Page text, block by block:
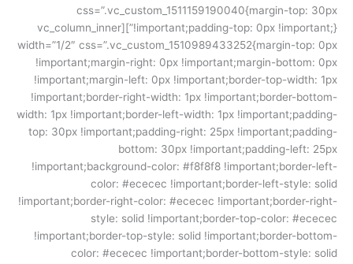
css=”.vc_custom_1511159190040{margin-top: 30px
!important;padding-top: 0px !important;}”][vc_column_inner
width=”1/2″ css=”.vc_custom_1510989433252{margin-top: 0px
!important;margin-right: 0px !important;margin-bottom: 0px
!important;margin-left: 0px !important;border-top-width: 1px
!important;border-right-width: 1px !important;border-bottom-
width: 1px !important;border-left-width: 1px !important;padding-
top: 30px !important;padding-right: 25px !important;padding-
bottom: 30px !important;padding-left: 25px
!important;background-color: #f8f8f8 !important;border-left-
color: #ececec !important;border-left-style: solid
!important;border-right-color: #ececec !important;border-right-
style: solid !important;border-top-color: #ececec
!important;border-top-style: solid !important;border-bottom-
color: #ececec !important;border-bottom-style: solid